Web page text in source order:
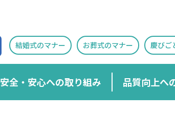
結婚式のマナー お葬式のマナー 慶びご
安全・安心への取り組み 品質向上へ